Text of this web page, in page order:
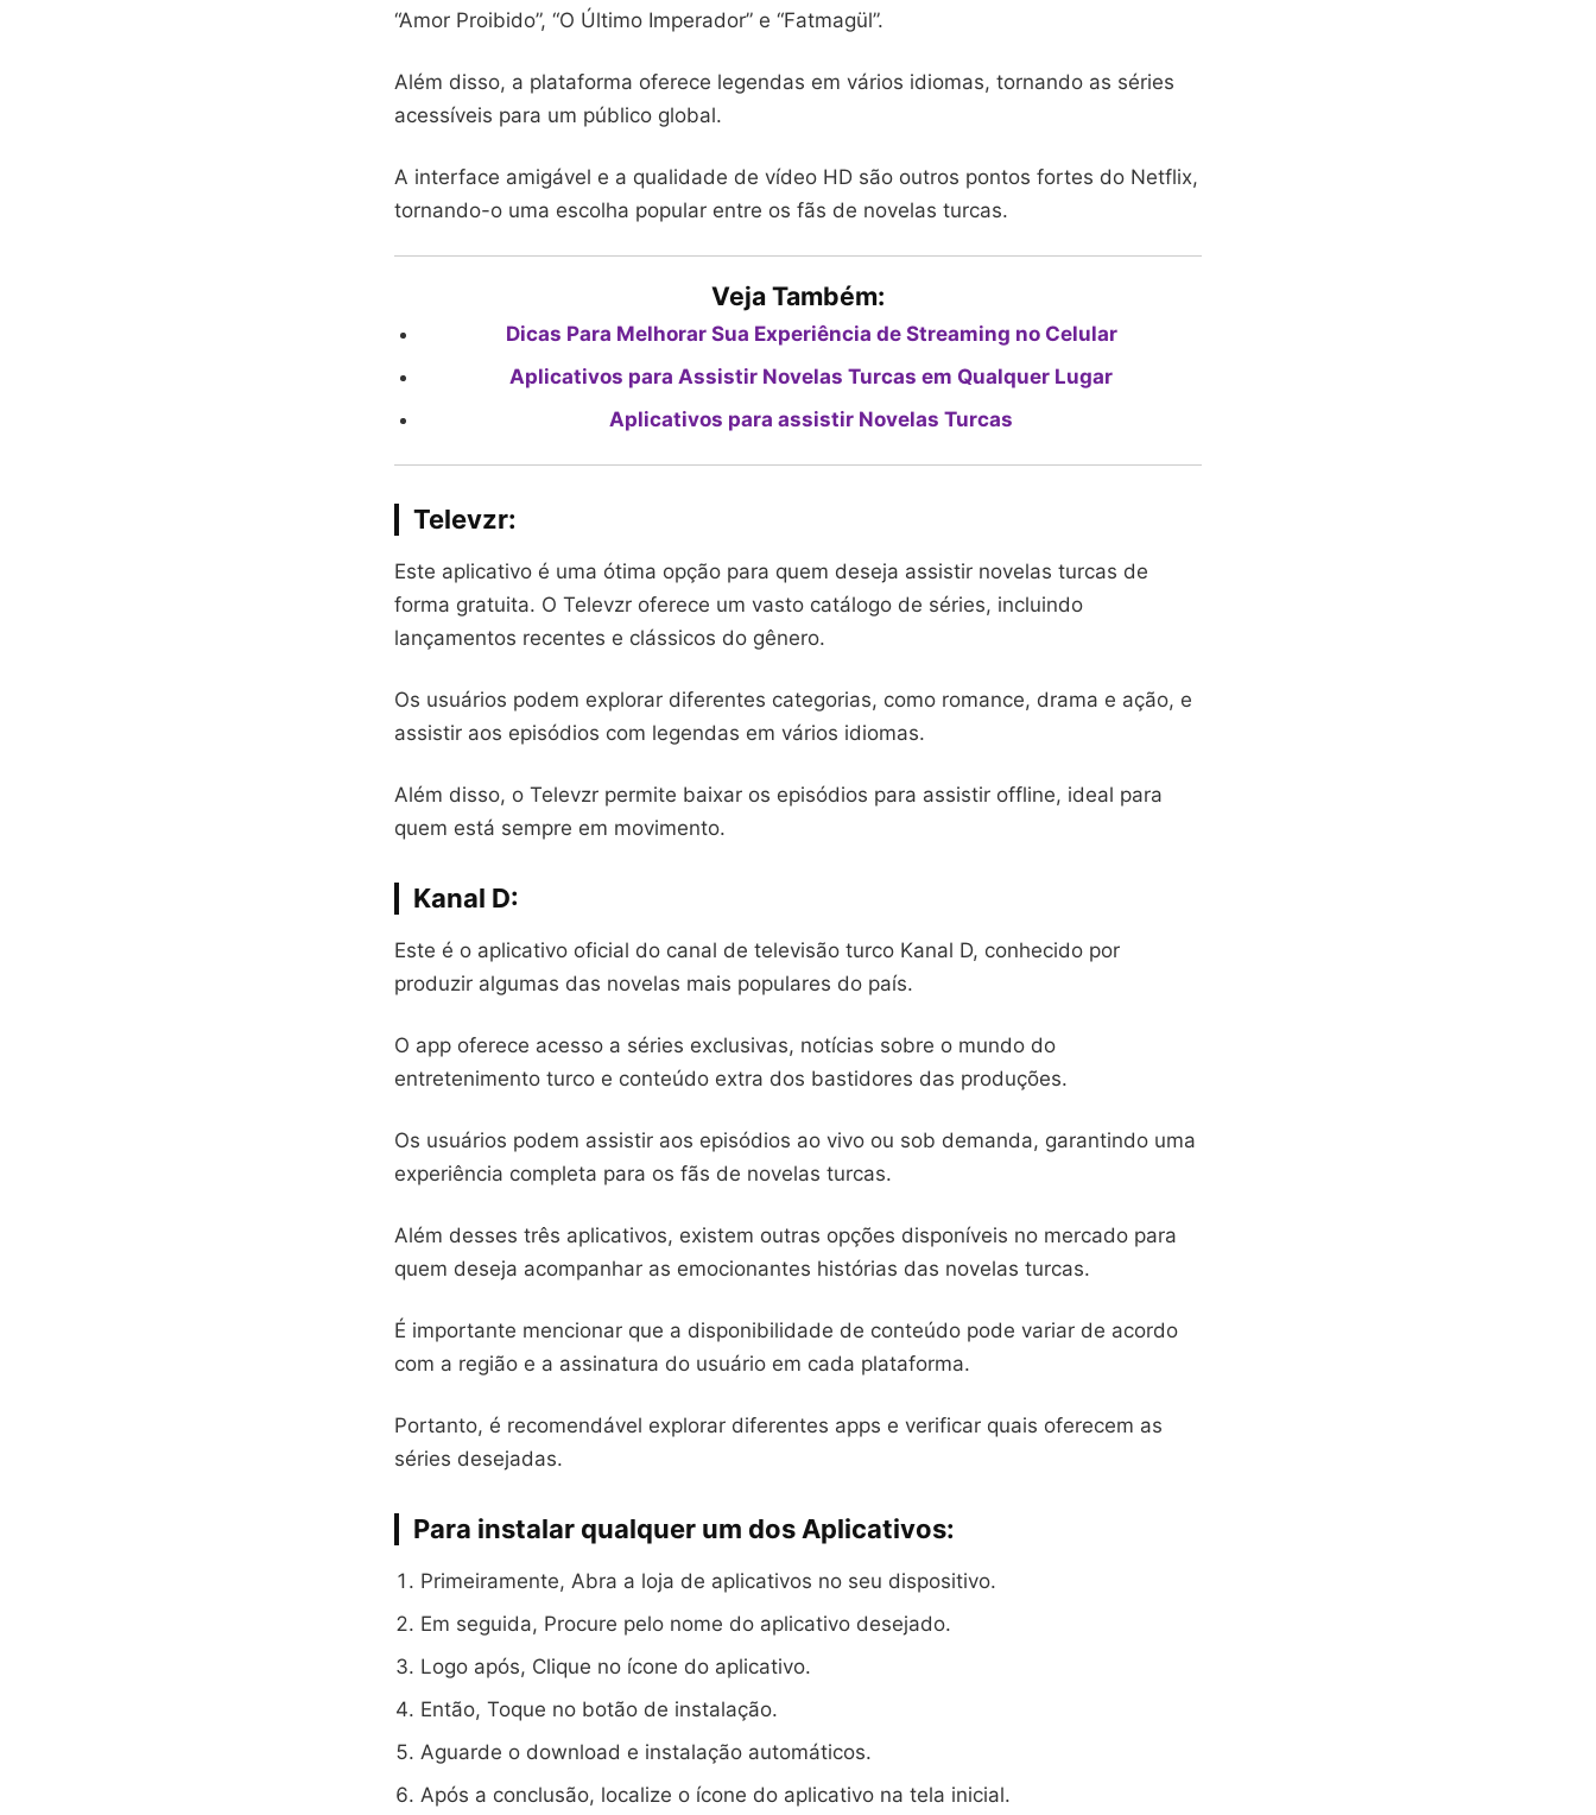
“Amor Proibido”, “O Último Imperador” e “Fatmagül”.
Além disso, a plataforma oferece legendas em vários idiomas, tornando as séries
acessíveis para um público global.
A interface amigável e a qualidade de vídeo HD são outros pontos fortes do Netflix,
tornando-o uma escolha popular entre os fãs de novelas turcas.
Veja Também:
Dicas Para Melhorar Sua Experiência de Streaming no Celular
Aplicativos para Assistir Novelas Turcas em Qualquer Lugar
Aplicativos para assistir Novelas Turcas
Televzr:
Este aplicativo é uma ótima opção para quem deseja assistir novelas turcas de
forma gratuita. O Televzr oferece um vasto catálogo de séries, incluindo
lançamentos recentes e clássicos do gênero.
Os usuários podem explorar diferentes categorias, como romance, drama e ação, e
assistir aos episódios com legendas em vários idiomas.
Além disso, o Televzr permite baixar os episódios para assistir offline, ideal para
quem está sempre em movimento.
Kanal D:
Este é o aplicativo oficial do canal de televisão turco Kanal D, conhecido por
produzir algumas das novelas mais populares do país.
O app oferece acesso a séries exclusivas, notícias sobre o mundo do
entretenimento turco e conteúdo extra dos bastidores das produções.
Os usuários podem assistir aos episódios ao vivo ou sob demanda, garantindo uma
experiência completa para os fãs de novelas turcas.
Além desses três aplicativos, existem outras opções disponíveis no mercado para
quem deseja acompanhar as emocionantes histórias das novelas turcas.
É importante mencionar que a disponibilidade de conteúdo pode variar de acordo
com a região e a assinatura do usuário em cada plataforma.
Portanto, é recomendável explorar diferentes apps e verificar quais oferecem as
séries desejadas.
Para instalar qualquer um dos Aplicativos:
Primeiramente, Abra a loja de aplicativos no seu dispositivo.
Em seguida, Procure pelo nome do aplicativo desejado.
Logo após, Clique no ícone do aplicativo.
Então, Toque no botão de instalação.
Aguarde o download e instalação automáticos.
Após a conclusão, localize o ícone do aplicativo na tela inicial.